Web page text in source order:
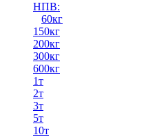
НПВ:
60кг
150кг
200кг
300кг
600кг
1т
2т
3т
5т
10т